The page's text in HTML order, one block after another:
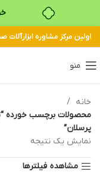
۴ اولین مرکز مشاوره ابزارآلات صنعت
منو
خانه
محصولات برچسب خورده
پرسلان”
نمایش یک نتیجه
مشاهده فیلترها